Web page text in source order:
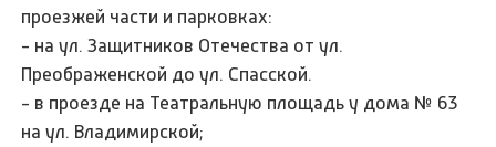
проезжей части и парковках:
- на ул. Защитников Отечества от ул.
Преображенской до ул. Спасской.
- в проезде на Театральную площадь у дома № 63
на ул. Владимирской;